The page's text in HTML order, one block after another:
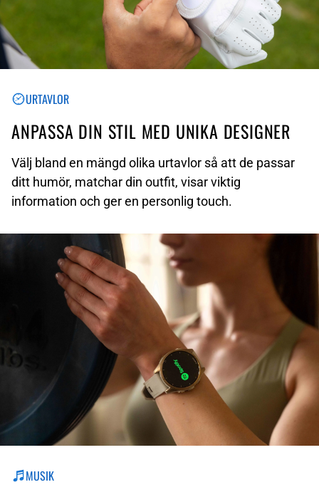
URTAVLOR
ANPASSA DIN STIL MED UNIKA DESIGNER
Välj bland en mängd olika urtavlor så att de passar
ditt humör, matchar din outfit, visar viktig
information och ger en personlig touch.
MUSIK